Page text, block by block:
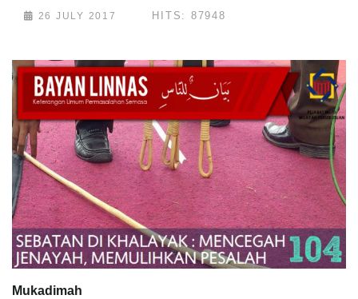
26 JULY 2017 HITS: 87948
Mukadimah